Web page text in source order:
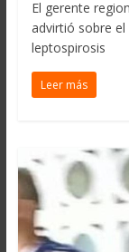
El gerente
advirtió sobre
leptospirosis
Leer más